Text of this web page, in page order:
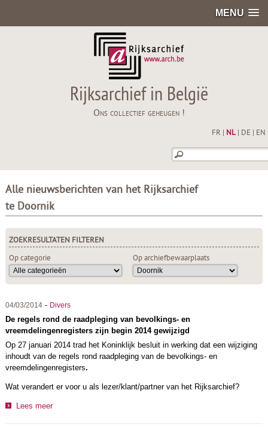
MENU
Rijksarchief in België
Ons collectief geheugen !
FR NL| DE EN
Alle nieuwsberichten van het Rijksarchief
te Doornik
ZOEKRESULTATEN FILTEREN
Op categorie
Op archiefbewaarplaats
04/03/2014- Divers
De regels rond de raadpleging van bevolkings- en
vreemdelingenregisters zijn begin 2014 gewijzigd
Op 27 januari 2014 trad het Koninklijk besluit in werking dat een wijziging
inhoudt van de regels rond raadpleging van de bevolkings- en
vreemdelingenregisters.
Wat verandert er voor u als lezer/klant/partner van het Rijksarchief?
Lees meer